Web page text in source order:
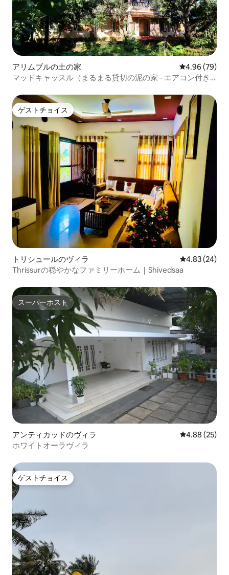
アリムブルの土の家 レビュー79
4.96 (79)
マッドキャッスル（まるまる貸切の泥の家 - エアコン付き
ゲストチョイス
ゲストチョイス
トリシュールのヴィラ レビュー24
4.83 (24)
Thrissurの穏やかなファミリーホーム｜Shivedsaa
スーパーホスト
スーパーホスト
アンティカッドのヴィラ レビュー25
4.88 (25)
ホワイトオーラヴィラ
ゲストチョイス
ゲストチョイス